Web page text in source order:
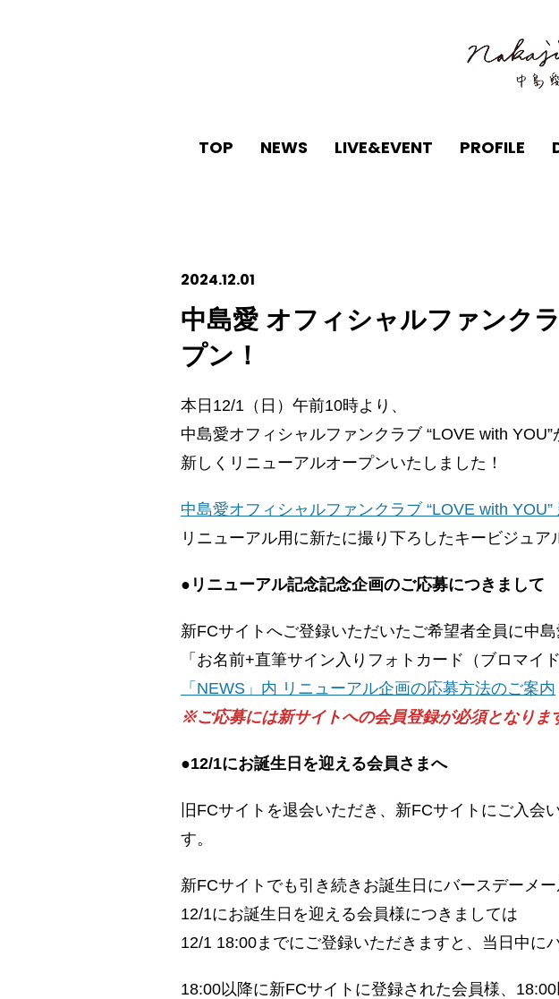
TOP NEWS LIVE&EVENT PROFILE
2024.12.01
中島愛 オフィシャルファンク
プン！
本日12/1（日）午前10時より、
中島愛オフィシャルファンクラブ “LOVE with YOU”
新しくリニューアルオープンいたしました！
中島愛オフィシャルファンクラブ “LOVE with
リニューアル用に新たに撮り下ろしたキービジュア
●リニューアル記念記念企画のご応募につきまして
新FCサイトへご登録いただいたご希望者全員に中
「お名前+直筆サイン⼊りフォトカード（ブロマイ
「NEWS」内 リニューアル企画の応募方法のご案内
※ご応募には新サイトへの会員登録が必須となりま
●12/1にお誕生日を迎える会員さまへ
旧FCサイトを退会いただき、新FCサイトにご入
す。
新FCサイトでも引き続きお誕生日にバースデーメー
12/1にお誕生日を迎える会員様につきましては
12/1 18:00までにご登録いただきますと、当日中に
18:00以降に新FCサイトに登録された会員様、